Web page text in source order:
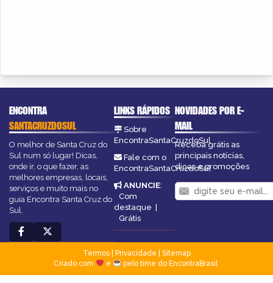
ENCONTRA
SANTACRUZDOSUL
O melhor de Santa Cruz do
Sul num só lugar! Dicas,
onde ir, o que fazer, as
melhores empresas, locais,
serviços e muito mais no
guia Encontra Santa Cruz do
Sul.
LINKS RÁPIDOS
Sobre
EncontraSantaCruzdoSul
Fale com o
EncontraSantaCruzdoSul
ANUNCIE:
Com
destaque |
Grátis
NOVIDADES POR E-
MAIL
Receba grátis as
principais notícias,
dicas e promoções
Termos| Privacidade
Sitemap
Criado com
e pelo time do EncontraBrasil